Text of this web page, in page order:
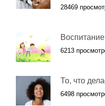
28469
6213
То, что
6498